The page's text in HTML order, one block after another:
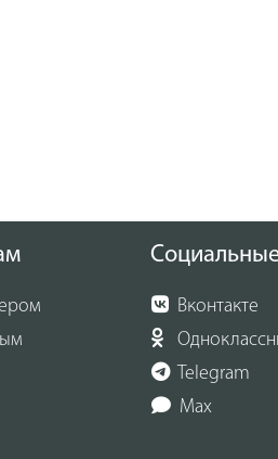
Вконтакте
Telegram
Max